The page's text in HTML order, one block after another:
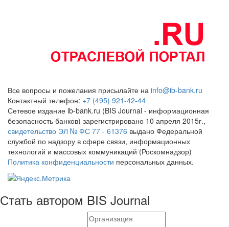
Все вопросы и пожелания присылайте на info@ib-bank.ru
Контактный телефон: +7 (495) 921-42-44
Сетевое издание ib-bank.ru (BIS Journal - информационная
безопасность банков) зарегистрировано 10 апреля 2015г.,
свидетельство ЭЛ № ФС 77 - 61376 выдано Федеральной
службой по надзору в сфере связи, информационных
технологий и массовых коммуникаций (Роскомнадзор)
Политика конфиденциальности персональных данных.
Стать автором BIS Journal